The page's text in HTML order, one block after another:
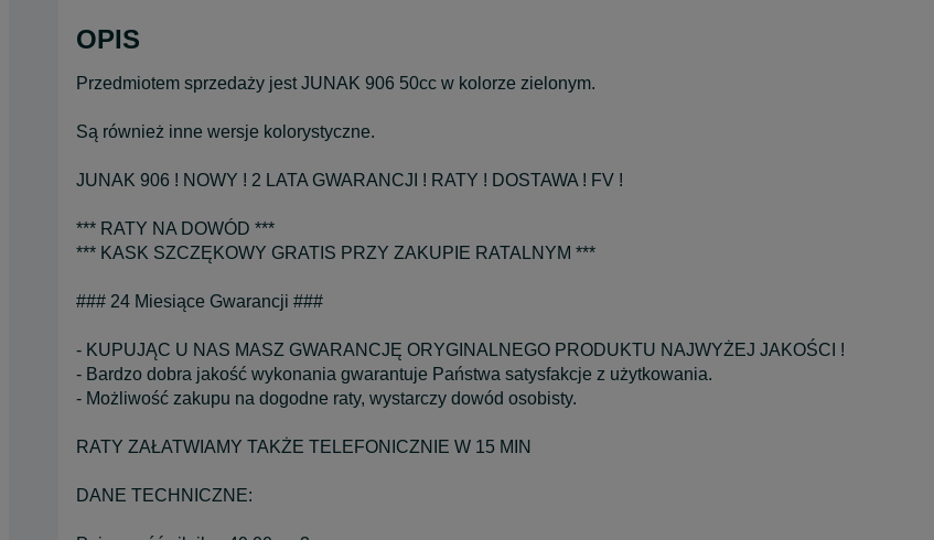
OPIS
Przedmiotem sprzedaży jest JUNAK 906 50cc w kolorze zielonym.
Są również inne wersje kolorystyczne.
JUNAK 906 ! NOWY ! 2 LATA GWARANCJI ! RATY ! DOSTAWA ! FV !
*** RATY NA DOWÓD ***
*** KASK SZCZĘKOWY GRATIS PRZY ZAKUPIE RATALNYM ***
### 24 Miesiące Gwarancji ###
- KUPUJĄC U NAS MASZ GWARANCJĘ ORYGINALNEGO PRODUKTU NAJWYŻEJ JAKOŚCI !
- Bardzo dobra jakość wykonania gwarantuje Państwa satysfakcje z użytkowania.
- Możliwość zakupu na dogodne raty, wystarczy dowód osobisty.
RATY ZAŁATWIAMY TAKŻE TELEFONICZNIE W 15 MIN
DANE TECHNICZNE: